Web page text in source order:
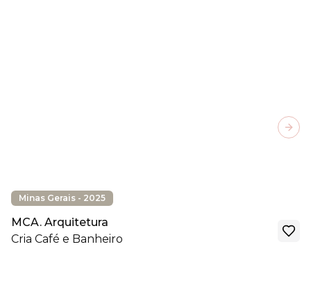
Minas Gerais - 2025
MCA. Arquitetura
Cria Café e Banheiro